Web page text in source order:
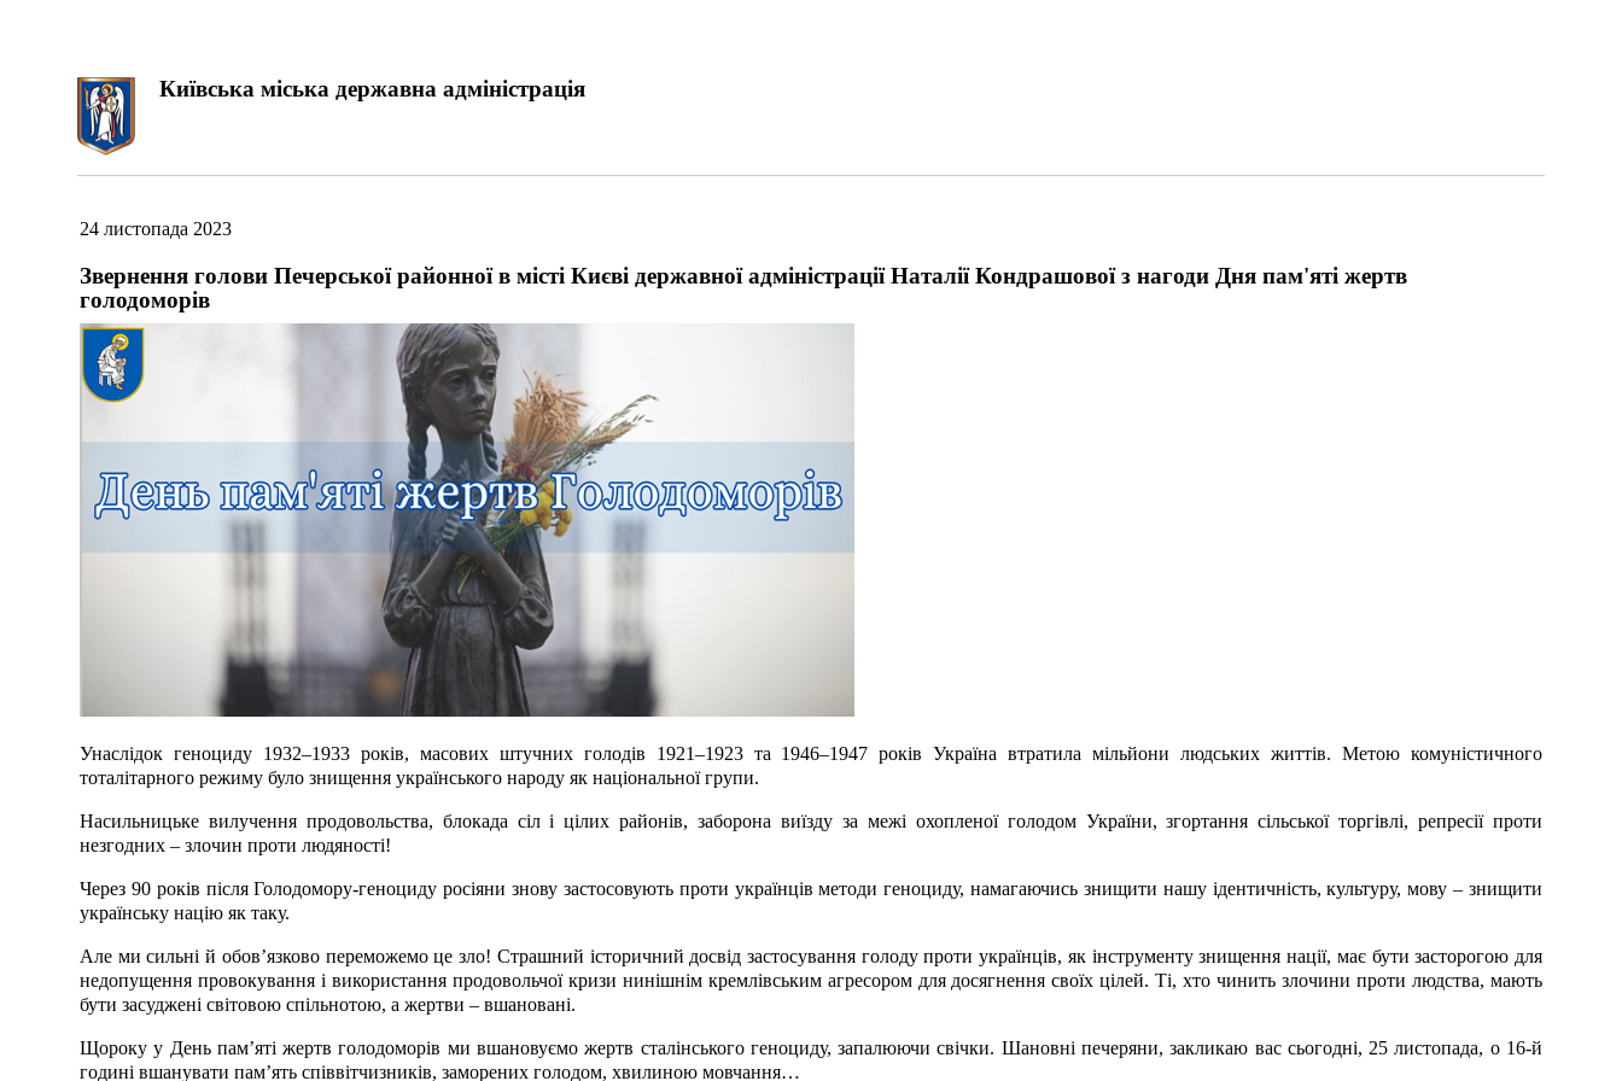
Київська міська державна адміністрація
24 листопада 2023
Звернення голови Печерської районної в місті Києві державної адміністрації Наталії Кондрашової з нагоди Дня пам'яті жертв
голодоморів
Унаслідок геноциду 1932–1933 років, масових штучних голодів 1921–1923 та 1946–1947 років Україна втратила мільйони людських життів. Метою комуністичного
тоталітарного режиму було знищення українського народу як національної групи.
Насильницьке вилучення продовольства, блокада сіл і цілих районів, заборона виїзду за межі охопленої голодом України, згортання сільської торгівлі, репресії проти
незгодних – злочин проти людяності!
Через 90 років після Голодомору-геноциду росіяни знову застосовують проти українців методи геноциду, намагаючись знищити нашу ідентичність, культуру, мову – знищити
українську націю як таку.
Але ми сильні й обов’язково переможемо це зло! Страшний історичний досвід застосування голоду проти українців, як інструменту знищення нації, має бути засторогою для
недопущення провокування і використання продовольчої кризи нинішнім кремлівським агресором для досягнення своїх цілей. Ті, хто чинить злочини проти людства, мають
бути засуджені світовою спільнотою, а жертви – вшановані.
Щороку у День пам’яті жертв голодоморів ми вшановуємо жертв сталінського геноциду, запалюючи свічки. Шановні печеряни, закликаю вас сьогодні, 25 листопада, о 16-й
годині вшанувати пам’ять співвітчизників, заморених голодом, хвилиною мовчання…